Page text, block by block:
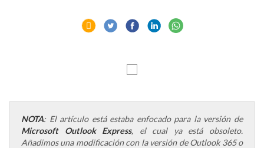
NOTA: El artículo está estaba enfocado para la versión de
Microsoft Outlook Express, el cual ya está obsoleto.
Añadimos una modificación con la versión de Outlook 365 o